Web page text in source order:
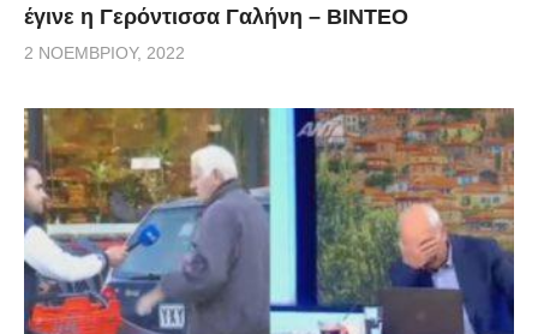
έγινε η Γερόντισσα Γαλήνη – ΒΙΝΤΕΟ
2 ΝΟΕΜΒΡΊΟΥ, 2022